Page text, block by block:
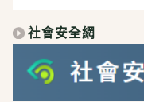
社會安全網